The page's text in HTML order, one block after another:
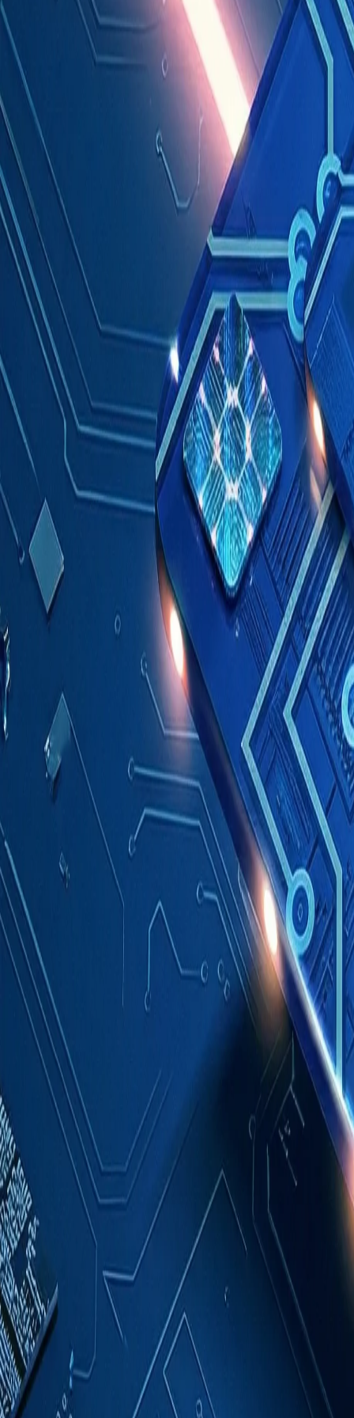
成功案例
關於我們
聯絡我們
繁體中文
索取報價
首頁